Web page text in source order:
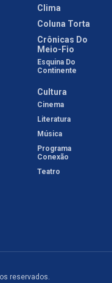
Clima
Coluna Torta
Crônicas Do
Meio-Fio
Esquina Do
Continente
Cultura
Cinema
Literatura
Música
Programa
Conexão
Teatro
reservados.